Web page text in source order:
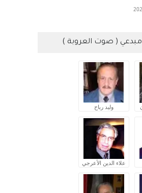
( صوت العروبة )
وليد رباح
علاء الدين الأعرجي